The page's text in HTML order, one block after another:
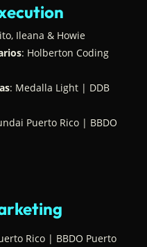
Ileana & Howie
: Holberton Coding
: Medalla Light | DDB
Puerto Rico | BBDO
Rico | BBDO Puerto